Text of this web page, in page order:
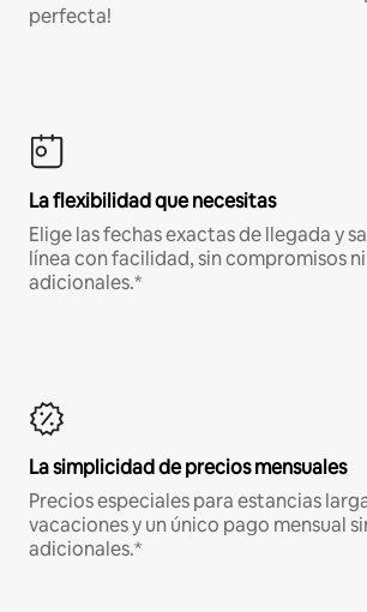
perfecta!
La flexibilidad que necesitas
Elige las fechas exactas de llegada y
línea con facilidad, sin compromisos
adicionales.*
La simplicidad de precios mensuales
Precios especiales para estancias
vacaciones y un único pago mensual
adicionales.*